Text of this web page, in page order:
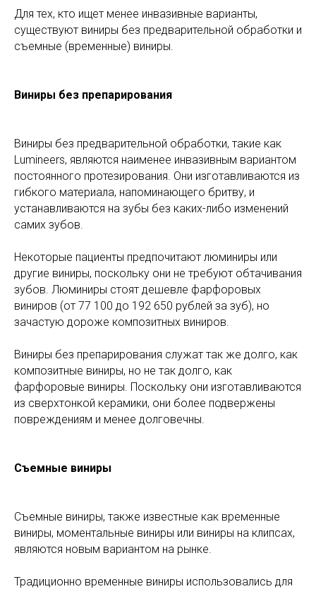
Для тех, кто ищет менее инвазивные варианты,
существуют виниры без предварительной обработки и
съемные (временные) виниры.
Виниры без препарирования
Виниры без предварительной обработки, такие как
Lumineers, являются наименее инвазивным вариантом
постоянного протезирования. Они изготавливаются из
гибкого материала, напоминающего бритву, и
устанавливаются на зубы без каких-либо изменений
самих зубов.
Некоторые пациенты предпочитают люминиры или
другие виниры, поскольку они не требуют обтачивания
зубов. Люминиры стоят дешевле фарфоровых
виниров (от 77 100 до 192 650 рублей за зуб), но
зачастую дороже композитных виниров.
Виниры без препарирования служат так же долго, как
композитные виниры, но не так долго, как
фарфоровые виниры. Поскольку они изготавливаются
из сверхтонкой керамики, они более подвержены
повреждениям и менее долговечны.
Съемные виниры
Съемные виниры, также известные как временные
виниры, моментальные виниры или виниры на клипсах,
являются новым вариантом на рынке.
Традиционно временные виниры использовались для